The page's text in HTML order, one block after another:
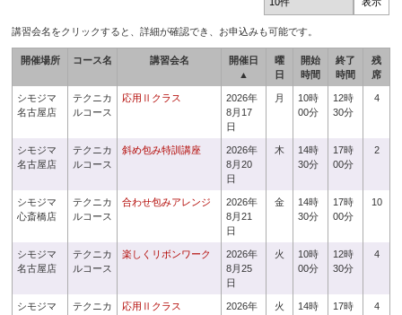
講習会名をクリックすると、詳細が確認でき、お申込みも可能です。
開催場所 コース名 講習会名
開催日
▲
曜
日
開始
時間
終了
時間
残
席
シモジマ
名古屋店
テクニカ
ルコース
応用Ⅱクラス
2026年
8月17
日
月
10時
00分
12時
30分
4
シモジマ
名古屋店
テクニカ
ルコース
斜め包み特訓講座
2026年
8月20
日
木
14時
30分
17時
00分
2
シモジマ
心斎橋店
テクニカ
ルコース
合わせ包みアレンジ
2026年
8月21
日
金
14時
30分
17時
00分
10
シモジマ
名古屋店
テクニカ
ルコース
楽しくリボンワーク
2026年
8月25
日
火
10時
00分
12時
30分
4
シモジマ
テクニカ
応用Ⅱクラス
2026年
火
14時
17時
4